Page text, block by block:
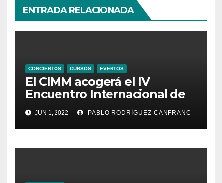
ENTRADA RELACIONADA
CONCIERTOS CURSOS EVENTOS
El CIMM acogerá el IV
Encuentro Internacional de
Ministriles
JUN 1, 2022 PABLO RODRÍGUEZ CANFRANC